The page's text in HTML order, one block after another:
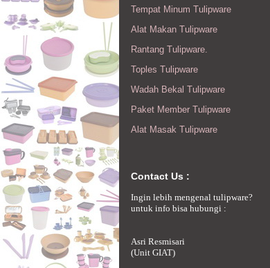
Tempat Minum Tulipware
Alat Makan Tulipware
Rantang Tulipware.
Toples Tulipware
Wadah Bekal Tulipware
Paket Member Tulipware
Alat Masak Tulipware
Contact Us :
Ingin lebih mengenal tulipware?
untuk info bisa hubungi :
Asri Resmisari
(Unit GIAT)